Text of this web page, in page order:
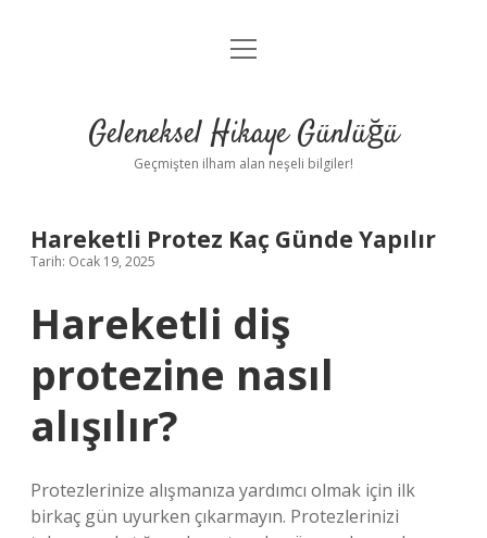
Anasayfa
Yasal Uyarı
menüyü
Geleneksel Hikaye Günlüğü
Geçmişten ilham alan neşeli bilgiler!
Hareketli Protez Kaç Günde Yapılır
Tarih: Ocak 19, 2025
Hareketli diş
protezine nasıl
alışılır?
Protezlerinize alışmanıza yardımcı olmak için ilk
birkaç gün uyurken çıkarmayın. Protezlerinizi